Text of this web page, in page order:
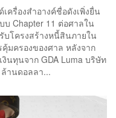
ครื่องสำอางค์ชื่อดังเพิ่งยื่น
บ Chapter 11 ต่อศาลใน
บโครงสร้างหนี้สินภายใน
มครองของศาล หลังจาก
ทุนจาก GDA Luma บริษัท
านดอลลา...